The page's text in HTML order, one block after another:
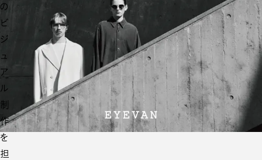
の
ビ
ジ
ュ
ア
ル
制
作
を
担